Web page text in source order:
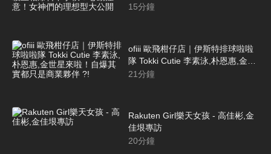
手軟！心動注意！女神們的理想型
15分鐘
ofiii 歐飛柑仔店｜伊斯特排球啦啦
隊 Tokki Cutie 李素泳,朴恩惠,金世
星來啦！自爆其實都只是商業夥伴
21分鐘
Rakuten Girl樂天女孩 - 高佳彬,金
佳垠專訪
20分鐘